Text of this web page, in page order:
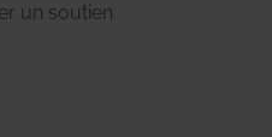
un soutien